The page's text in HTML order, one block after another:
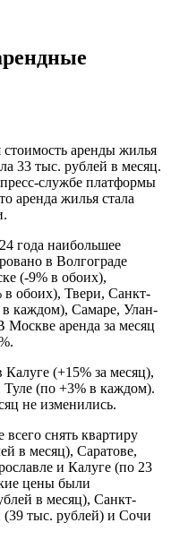
стоимость аренды жилья
33 тыс. рублей в месяц.
службе платформы
аренда жилья стала
года наибольшее
в Волгограде
(-9% в обоих),
обоих), Твери, Санкт-
в каждом), Самаре, Улан-
аренда за месяц
Калуге (+15% за месяц),
(по +3% в каждом).
не изменились.
снять квартиру
в месяц), Саратове,
и Калуге (по 23
цены были
в месяц), Санкт-
(39 тыс. рублей) и Сочи